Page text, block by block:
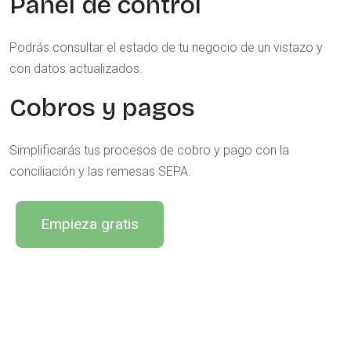
Podrás consultar el estado de tu negocio de un vistazo y
con datos actualizados.
Cobros y pagos
Simplificarás tus procesos de cobro y pago con la
conciliación y las remesas SEPA.
Empieza gratis